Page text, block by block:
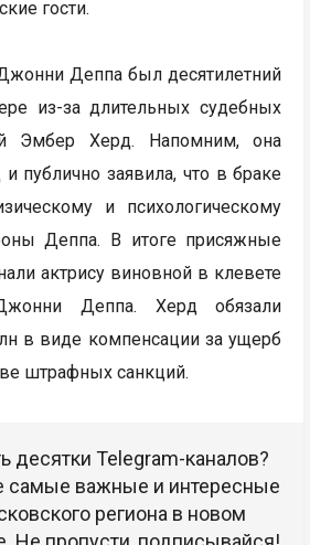
гости.
Деппа был десятилетний
из-за длительных судебных
Эмбер Херд. Напомним, она
публично заявила, что в браке
и психологическому
Деппа. В итоге присяжные
актрису виновной в клевете
Деппа. Херд обязали
в виде компенсации за ущерб
штрафных санкций.
десятки Telegram-каналов?
самые важные и интересные
региона в новом